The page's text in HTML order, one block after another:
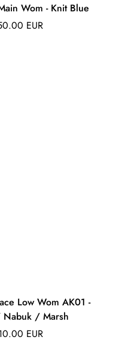
Wom - Knit Blue
EUR
Low Wom AK01 -
/ Marsh
EUR